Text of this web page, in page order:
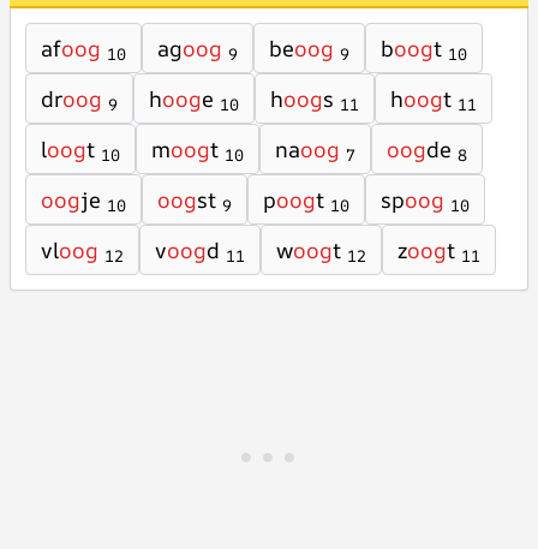
afoog 10 agoog 9 beoog 9 boogt 10
droog 9 hooge 10 hoogs 11 hoogt 11
loogt 10 moogt 10 naoog 7 oogde 8
oogje 10 oogst 9 poogt 10 spoog 10
vloog 12 voogd 11 woogt 12 zoogt 11